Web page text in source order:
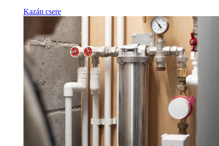
Kazán csere